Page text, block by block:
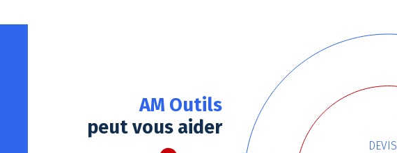
AM Outils
peut vous aider
DEVIS